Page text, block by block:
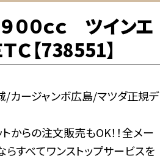
０ｃｃ ツインエ
【738551】
/カージャンボ広島/マツダ正規デ
からの注文販売もOK！！全メー
すべてワンストップサービスを